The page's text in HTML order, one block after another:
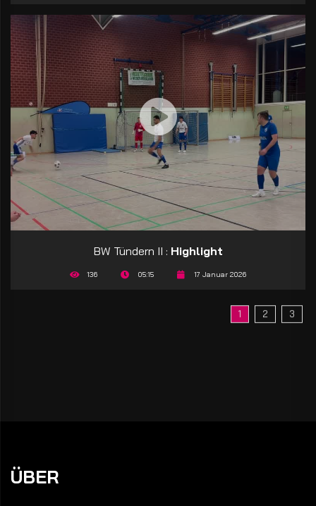
BW Tündern II : Highlight
136 05:15 17 Januar 2026
1 2 3
ÜBER